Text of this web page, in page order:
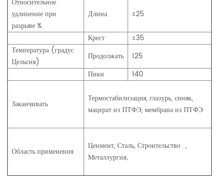
удлинение при
разрыве %
Длина ≤25
Крест
≤35
Температура (градус
Цельсия)
Продолжать
125
Пики
140
Заканчивать
Термостабилизация, глазурь, синяк,
мацерат из ПТФЭ, мембрана из ПТФЭ
Область применения
Ценмент, Сталь, Строительство ，
Металлургия;